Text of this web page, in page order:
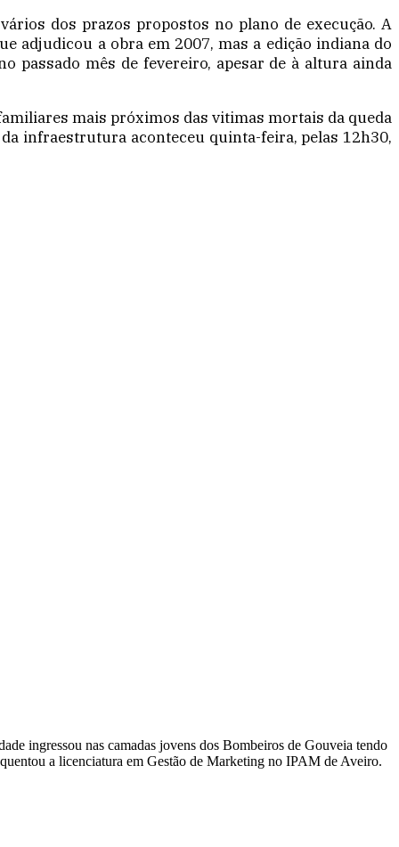
dos prazos propostos no plano de execução. A
adjudicou a obra em 2007, mas a edição indiana do
passado mês de fevereiro, apesar de à altura ainda
mais próximos das vitimas mortais da queda
infraestrutura aconteceu quinta-feira, pelas 12h30,
ingressou nas camadas jovens dos Bombeiros de Gouveia tendo
a licenciatura em Gestão de Marketing no IPAM de Aveiro.